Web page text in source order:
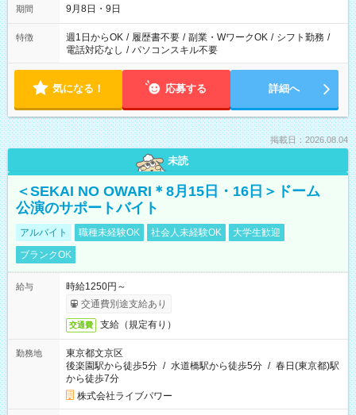
期間 9月8日・9日
特徴 週1日からOK / 履歴書不要 / 副業・WワークOK / シフト勤務 /
電話対応なし / パソコンスキル不要
気になる！ 応募する 詳細へ
掲載日：2026.08.04
未読
＜SEKAI NO OWARI＊8月15日・16日＞ドーム
公演のサポートバイト
アルバイト 職種未経験OK 社会人未経験OK
大学生歓迎
ブランクOK
給与
時給1250円～
交通費別途支給あり
交通費 支給（規定有り）
勤務地
東京都文京区
後楽園駅から徒歩5分 / 水道橋駅から徒歩5分 / 春日(東京都)駅
から徒歩7分
株式会社ライブパワー